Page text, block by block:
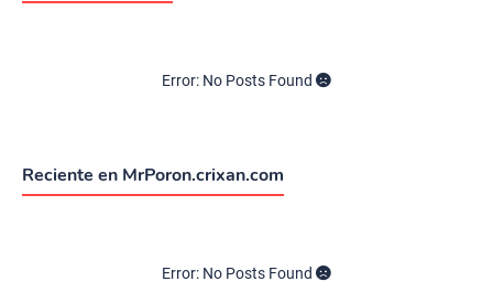
Error: No Posts Found
Reciente en MrPoron.crixan.com
Error: No Posts Found